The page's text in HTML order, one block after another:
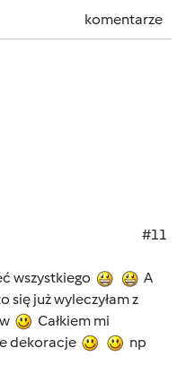
komentarze
#11
wszystkiego
A
się już wyleczyłam z
Całkiem mi
dekoracje
np